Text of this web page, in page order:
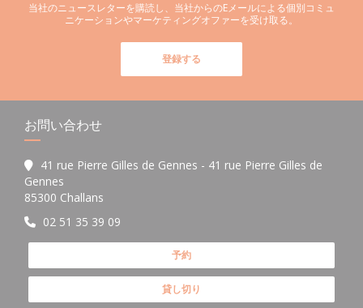
当社のニュースレターを購読し、当社からのEメールによる個別コミュ
ニケーションやマーケティングオファーを受け取る。
登録する
お問い合わせ
41 rue Pierre Gilles de Gennes - 41 rue Pierre Gilles de
Gennes
85300 Challans
02 51 35 39 09
予約
貸し切り